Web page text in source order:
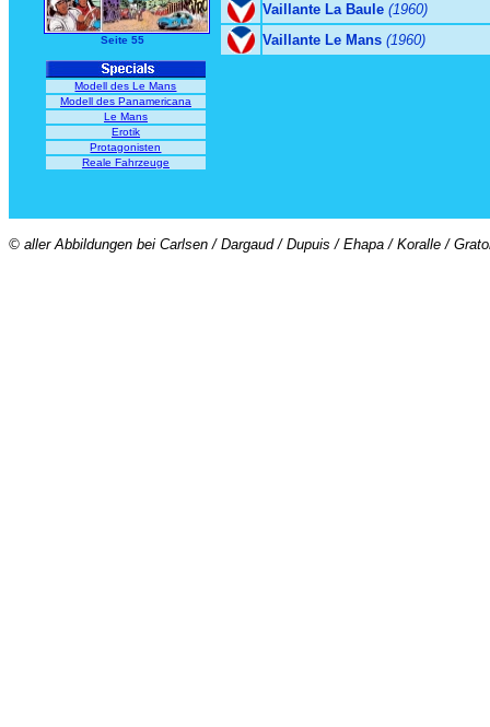
Vaillante La Baule (1960)
Vaillante Le Mans (1960)
Seite 55
Modell des Le Mans
Modell des Panamericana
Le Mans
Erotik
Protagonisten
Reale Fahrzeuge
© aller Abbildungen bei Carlsen / Dargaud / Dupuis / Ehapa / Koralle /